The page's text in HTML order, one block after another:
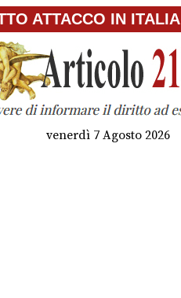
ATTACCO IN ITALIA
venerdì 7 Agosto 2026